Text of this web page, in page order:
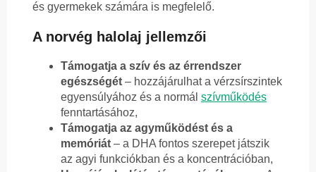
és gyermekek számára is megfelelő.
A norvég halolaj jellemzői
Támogatja a szív és az érrendszer
egészségét – hozzájárulhat a vérzsírszintek
egyensúlyához és a normál szívműködés
fenntartásához,
Támogatja az agyműködést és a
memóriát – a DHA fontos szerepet játszik
az agyi funkciókban és a koncentrációban,